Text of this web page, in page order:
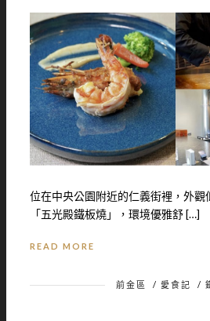
位在中央公園附近的仁義街裡，外觀
「五光殿鐵板燒」，環境優雅舒 […]
READ MORE
前金區 / 愛食記 /